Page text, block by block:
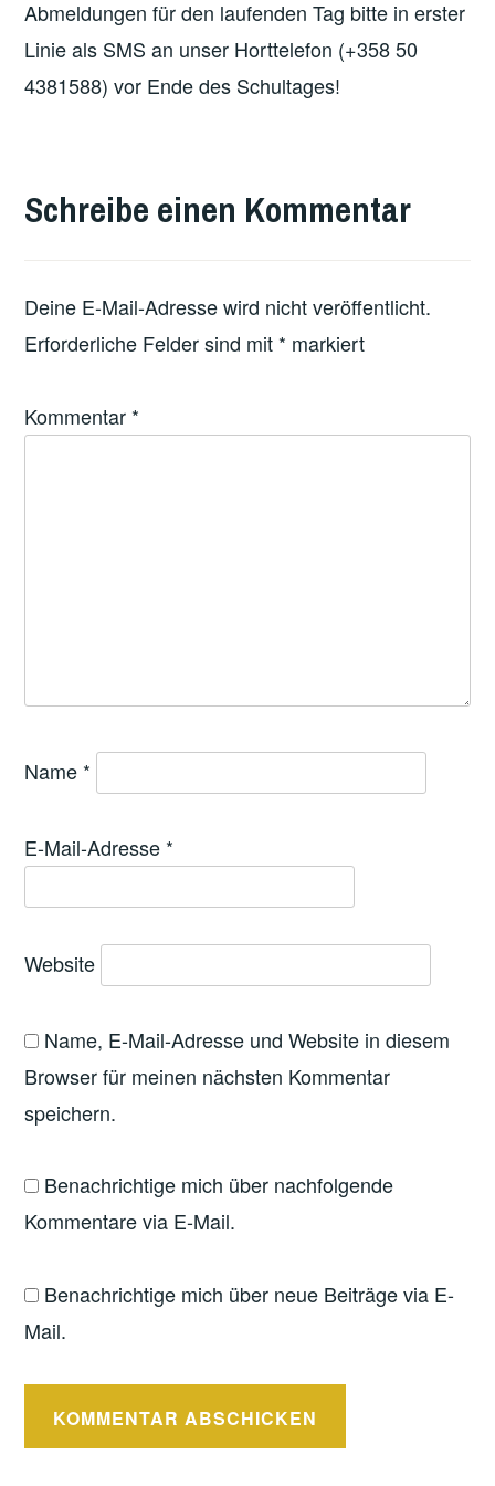
Abmeldungen für den laufenden Tag bitte in erster
Linie als SMS an unser Horttelefon (+358 50
4381588) vor Ende des Schultages!
FEATURED
Schreibe einen Kommentar
Deine E-Mail-Adresse wird nicht veröffentlicht.
Erforderliche Felder sind mit * markiert
Kommentar *
Name *
E-Mail-Adresse *
Website
Name, E-Mail-Adresse und Website in diesem
Browser für meinen nächsten Kommentar
speichern.
Benachrichtige mich über nachfolgende
Kommentare via E-Mail.
Benachrichtige mich über neue Beiträge via E-
Mail.